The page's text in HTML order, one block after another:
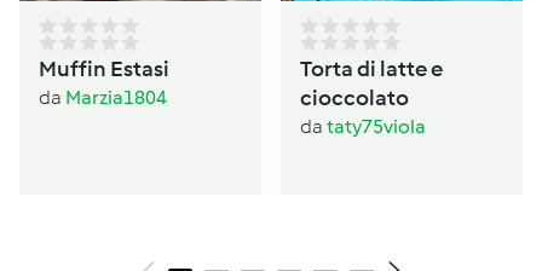
Muffin Estasi
da Marzia1804
Torta di latte e
cioccolato
da taty75viola